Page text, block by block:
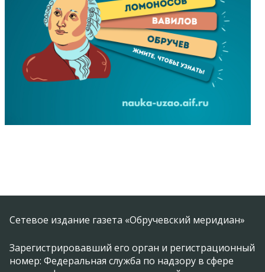
Сетевое издание газета «Обручевский меридиан»
Зарегистрировавший его орган и регистрационный
номер: Федеральная служба по надзору в сфере